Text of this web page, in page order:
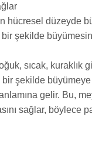
hücresel düzeyde
şekilde
sıcak, kuraklık
bir şekilde
gelir. Bu,
sağlar, böylece